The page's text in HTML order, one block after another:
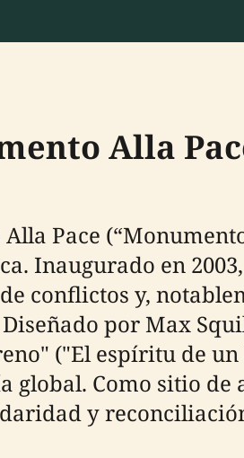
Alla
Pace
Inaugurado en
conflictos y,
por Max
("El espíritu de
Como sitio de
y